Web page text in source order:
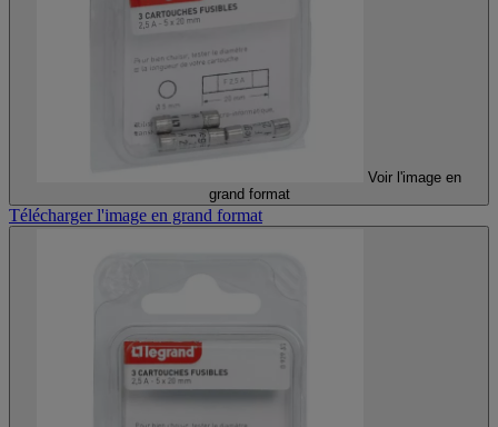
Voir l'image en
grand format
Télécharger l'image en grand format